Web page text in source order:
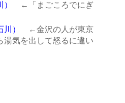
←「まごころでにぎ
）
←金沢の人が東京
湯気を出して怒るに違い